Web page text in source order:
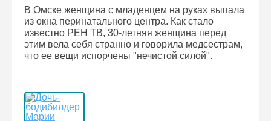
В Омске женщина с младенцем на руках выпала
из окна перинатального центра. Как стало
известно РЕН ТВ, 30-летняя женщина перед
этим вела себя странно и говорила медсестрам,
что ее вещи испорчены "нечистой силой".